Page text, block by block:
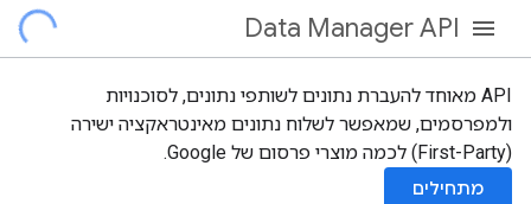
Data Manager API
‫API מאוחד להעברת נתונים לשותפי נתונים, לסוכנויות
ולמפרסמים, שמאפשר לשלוח נתונים מאינטראקציה ישירה
(First-Party) לכמה מוצרי פרסום של Google.
מתחילים